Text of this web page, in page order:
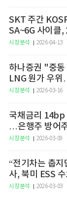
SKT 주간
SA~6G 사이클
예고
시장분석 2026-04-13
하나증권 "중동
LNG 원가 우
승 전망"
시장분석 2026-03-16
국채금리 14bp
…은행주 방어
시장분석 2026-03-09
“전기차는 춥지
사, 북미 ESS
시장분석 2026-03-03